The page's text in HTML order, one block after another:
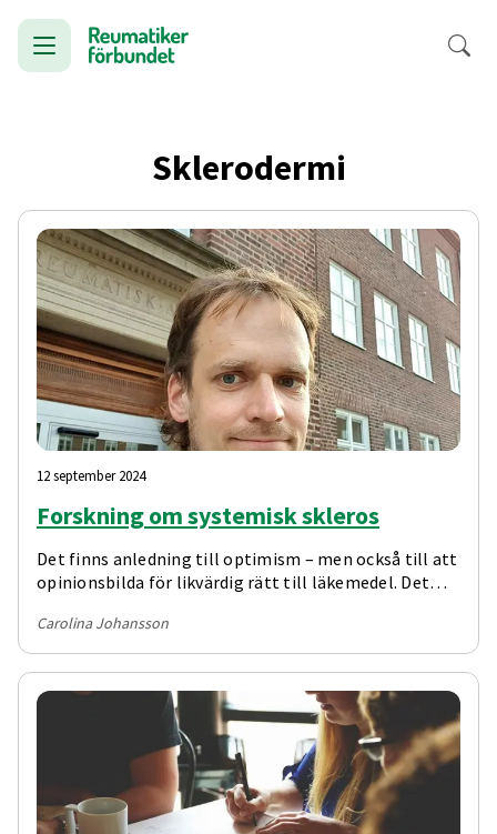
Sklerodermi
12 september 2024
Forskning om systemisk skleros
Det finns anledning till optimism – men också till att
opinionsbilda för likvärdig rätt till läkemedel. Det
forskare, som var inbjuden att tala vid den årliga
föreläsningsdagen som arrangerades av
Riksföreningen för systemisk skleros i juni.
Carolina Johansson